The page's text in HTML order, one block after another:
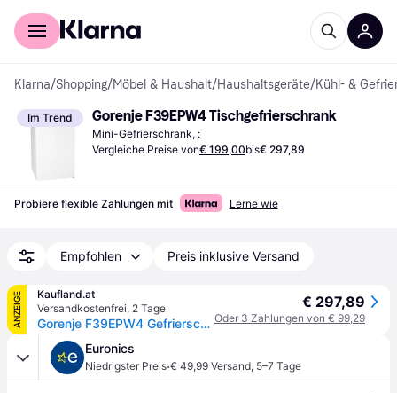
Für Shopper
Klarna/Shopping/Möbel & Haushalt/Haushaltsgeräte/Kühl- &
Im Trend Gorenje F39EPW4 Tischgefrierschrank
Mini-Gefrierschrank, :
Vergleiche Preise von€ 199,00bis€ 297,89
Probiere flexible Zahlungen mit Lerne wie
Empfohlen Preis inklusive Versand
ANZEIGE
Kaufland.at
Versandkostenfrei, 2 Tage
Gorenje F39EPW4 Gefrierschrank 61Liter, 84cm Höhe, weiß
€ 297,89
Oder 3 Zahlungen von € 99,29
Euronics
Niedrigster Preis·€ 49,99 Versand, 5–7 Tage